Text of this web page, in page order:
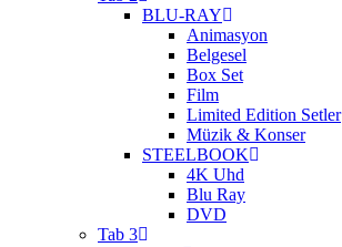
BLU-RAY
Animasyon
Belgesel
Box Set
Film
Limited Edition Setler
Müzik & Konser
STEELBOOK
4K Uhd
Blu Ray
DVD
Tab 3